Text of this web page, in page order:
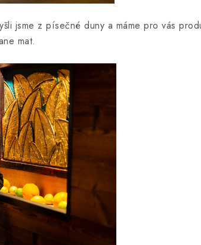
jsme z písečné duny a máme pro vás
mat.